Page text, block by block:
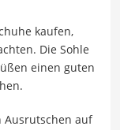
kaufen,
Die Sohle
einen guten
Ausrutschen auf